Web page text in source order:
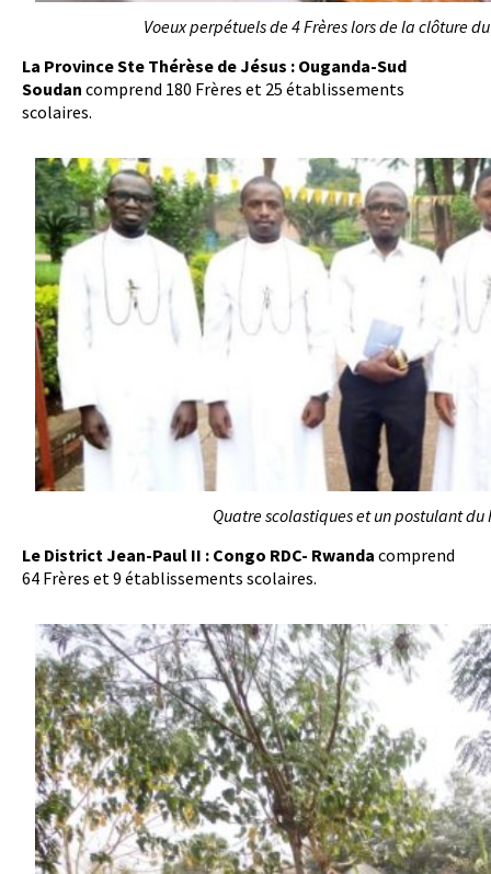
Voeux perpétuels de 4 Frères lors de la clôture
La Province Ste Thérèse de Jésus : Ouganda-Sud
Soudan comprend 180 Frères et 25 établissements
scolaires.
Quatre scolastiques et un postulant du
Le District Jean-Paul II : Congo RDC- Rwanda comprend
64 Frères et 9 établissements scolaires.